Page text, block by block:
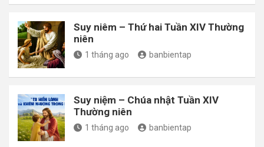
Suy niêm – Thứ hai Tuần XIV Thường
niên
1 tháng ago banbientap
Suy niệm – Chúa nhật Tuần XIV
Thường niên
1 tháng ago banbientap